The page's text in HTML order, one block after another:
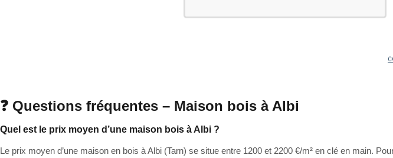
❓ Questions fréquentes – Maison bois à Albi
Quel est le prix moyen d’une maison bois à Albi ?
Le prix moyen d’une maison en bois à Albi (Tarn) se situe entre 1200 et 2200 €/m² en clé en main.